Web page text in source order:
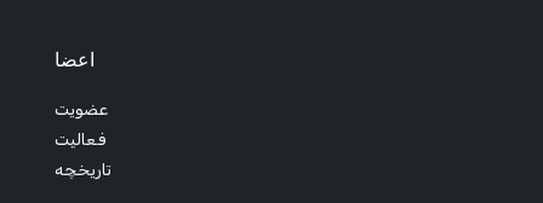
اعضا
عضویت
فعالیت
تاریخچه